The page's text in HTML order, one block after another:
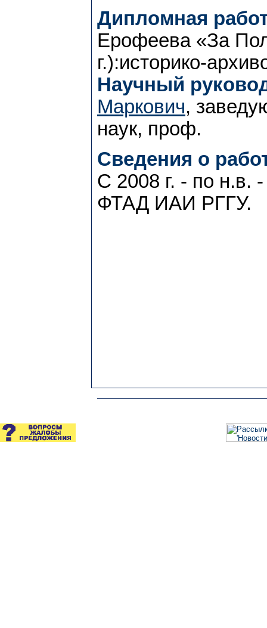
Дипломная
Ерофеева «За
г.):историко-
Научный
Маркович,
наук, проф.
Сведения о
С 2008 г. - по н.в.
ФТАД ИАИ РГГУ.